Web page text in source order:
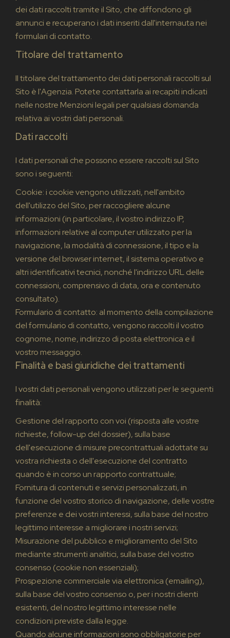
dei dati raccolti tramite il Sito, che diffondono gli
annunci e recuperano i dati inseriti dall'internauta nei
formulari di contatto.
Titolare del trattamento
Il titolare del trattamento dei dati personali raccolti sul
Sito è l'Agenzia. Potete contattarla ai recapiti indicati
nelle nostre Menzioni legali per qualsiasi domanda
relativa ai vostri dati personali.
Dati raccolti
I dati personali che possono essere raccolti sul Sito
sono i seguenti:
Cookie: i cookie vengono utilizzati, nell'ambito
dell'utilizzo del Sito, per raccogliere alcune
informazioni (in particolare, il vostro indirizzo IP,
informazioni relative al computer utilizzato per la
navigazione, la modalità di connessione, il tipo e la
versione del browser internet, il sistema operativo e
altri identificativi tecnici, nonché l'indirizzo URL delle
connessioni, comprensivo di data, ora e contenuto
consultato).
Formulario di contatto: al momento della compilazione
del formulario di contatto, vengono raccolti il vostro
cognome, nome, indirizzo di posta elettronica e il
vostro messaggio.
Finalità e basi giuridiche dei trattamenti
I vostri dati personali vengono utilizzati per le seguenti
finalità:
Gestione del rapporto con voi (risposta alle vostre
richieste, follow-up del dossier), sulla base
dell'esecuzione di misure precontrattuali adottate su
vostra richiesta o dell'esecuzione del contratto
quando è in corso un rapporto contrattuale;
Fornitura di contenuti e servizi personalizzati, in
funzione del vostro storico di navigazione, delle vostre
preferenze e dei vostri interessi, sulla base del nostro
legittimo interesse a migliorare i nostri servizi;
Misurazione del pubblico e miglioramento del Sito
mediante strumenti analitici, sulla base del vostro
consenso (cookie non essenziali);
Prospezione commerciale via elettronica (emailing),
sulla base del vostro consenso o, per i nostri clienti
esistenti, del nostro legittimo interesse nelle
condizioni previste dalla legge.
Quando alcune informazioni sono obbligatorie per